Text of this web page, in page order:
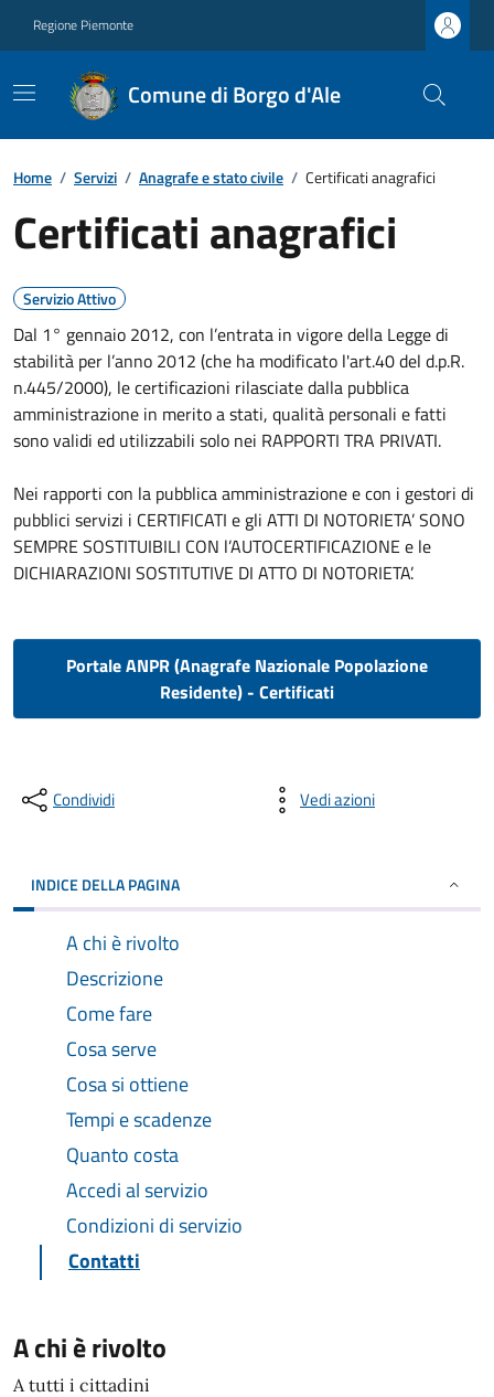
Regione Piemonte
Comune di Borgo d'Ale
Home / Servizi / Anagrafe e stato civile / Certificati anagrafici
Certificati anagrafici
Servizio Attivo
Dal 1° gennaio 2012, con l’entrata in vigore della Legge di
stabilità per l’anno 2012 (che ha modificato l'art.40 del d.p.R.
n.445/2000), le certificazioni rilasciate dalla pubblica
amministrazione in merito a stati, qualità personali e fatti
sono validi ed utilizzabili solo nei RAPPORTI TRA PRIVATI.
Nei rapporti con la pubblica amministrazione e con i gestori di
pubblici servizi i CERTIFICATI e gli ATTI DI NOTORIETA’ SONO
SEMPRE SOSTITUIBILI CON l’AUTOCERTIFICAZIONE e le
DICHIARAZIONI SOSTITUTIVE DI ATTO DI NOTORIETA’.
Portale ANPR (Anagrafe Nazionale Popolazione
Residente) - Certificati
Condividi Vedi azioni
INDICE DELLA PAGINA
A chi è rivolto
Descrizione
Come fare
Cosa serve
Cosa si ottiene
Tempi e scadenze
Quanto costa
Accedi al servizio
Condizioni di servizio
Contatti
A chi è rivolto
A tutti i cittadini